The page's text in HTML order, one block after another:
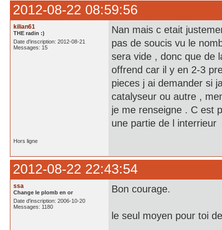
2012-08-22 08:59:56
kilian61
THE radin :)
Date d'inscription: 2012-08-21
Messages: 15
Nan mais c etait
pas de soucis vu le
sera vide , donc que de
offrend car il y en 2-3
pieces j ai demander si
catalyseur ou autre ,
je me renseigne . C est
une partie de l interrieur
Hors ligne
2012-08-22 22:43:54
ssa
Change le plomb en or
Date d'inscription: 2006-10-20
Messages: 1180
Bon courage.
le seul moyen pour toi